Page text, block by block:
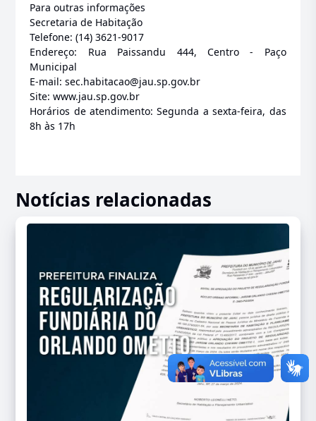
Para outras informações
Secretaria de Habitação
Telefone: (14) 3621-9017
Endereço: Rua Paissandu 444, Centro - Paço
Municipal
E-mail: sec.habitacao@jau.sp.gov.br
Site: www.jau.sp.gov.br
Horários de atendimento: Segunda a sexta-feira, das
8h às 17h
Notícias relacionadas